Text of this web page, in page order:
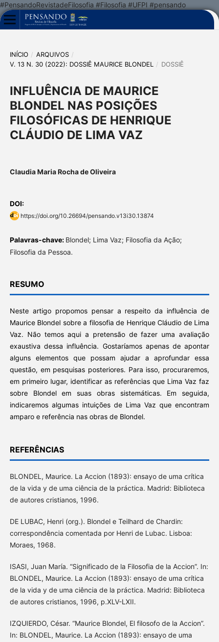
#PensandoRevistadeFilosofia #Filosofia #UFPI #pensando
INÍCIO / ARQUIVOS /
V. 13 N. 30 (2022): DOSSIÊ MAURICE BLONDEL
/ DOSSIÊ
INFLUÊNCIA DE MAURICE
BLONDEL NAS POSIÇÕES
FILOSÓFICAS DE HENRIQUE
CLÁUDIO DE LIMA VAZ
Claudia Maria Rocha de Oliveira
DOI:
https://doi.org/10.26694/pensando.v13i30.13874
Palavras-chave: Blondel; Lima Vaz; Filosofia da Ação;
Filosofia da Pessoa.
RESUMO
Neste artigo propomos pensar a respeito da influência de
Maurice Blondel sobre a filosofia de Henrique Cláudio de Lima
Vaz. Não temos aqui a pretensão de fazer uma avaliação
exaustiva dessa influência. Gostaríamos apenas de apontar
alguns elementos que possam ajudar a aprofundar essa
questão, em pesquisas posteriores. Para isso, procuraremos,
em primeiro lugar, identificar as referências que Lima Vaz faz
sobre Blondel em suas obras sistemáticas. Em seguida,
indicaremos algumas intuições de Lima Vaz que encontram
amparo e referência nas obras de Blondel.
REFERÊNCIAS
BLONDEL, Maurice. La Accion (1893): ensayo de uma crítica
de la vida y de uma ciência de la práctica. Madrid: Biblioteca
de autores cristianos, 1996.
DE LUBAC, Henri (org.). Blondel e Teilhard de Chardin:
correspondência comentada por Henri de Lubac. Lisboa:
Moraes, 1968.
ISASI, Juan María. “Significado de la Filosofia de la Accion”. In:
BLONDEL, Maurice. La Accion (1893): ensayo de uma crítica
de la vida y de uma ciência de la práctica. Madrid: Biblioteca
de autores cristianos, 1996, p.XLV-LXII.
IZQUIERDO, César. “Maurice Blondel, El filosofo de la Accion”.
In: BLONDEL, Maurice. La Accion (1893): ensayo de uma